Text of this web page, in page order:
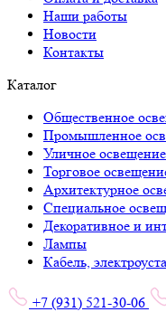
Наши работы
Новости
Контакты
Каталог
Общественное
Промышленное
Уличное освещение
Торговое
Архитектурное
Специальное
Декоративное и
Лампы
Кабель,
+7 (931) 521-30-06